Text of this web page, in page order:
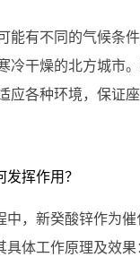
能有不同的气候条
冷干燥的北方城市
应各种环境，保证
发挥作用？
中，新癸酸锌作为
体工作原理及效果